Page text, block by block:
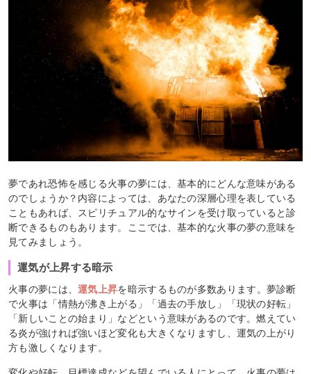
夢であれ恐怖を感じる火事の夢には、基本的にどんな意味がある
のでしょうか？内容によっては、あなたの深層心理を表している
こともあれば、スピリチュアル的なサインを受け取っていると診
断できるものもあります。ここでは、基本的な火事の夢の意味を
見てみましょう。
運気が上昇する暗示
火事の夢には、運気上昇を暗示するものが多数あります。夢診断
で火事は「情熱が沸き上がる」「過去の手放し」「現状の好転」
「新しいことの始まり」などという意味があるのです。燃えてい
る炎が強ければ強いほど変化も大きくなりますし、運気の上がり
方も激しくなります。